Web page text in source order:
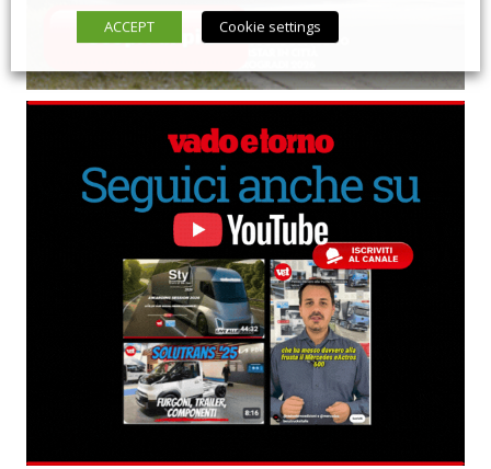
ACCEPT
Cookie settings